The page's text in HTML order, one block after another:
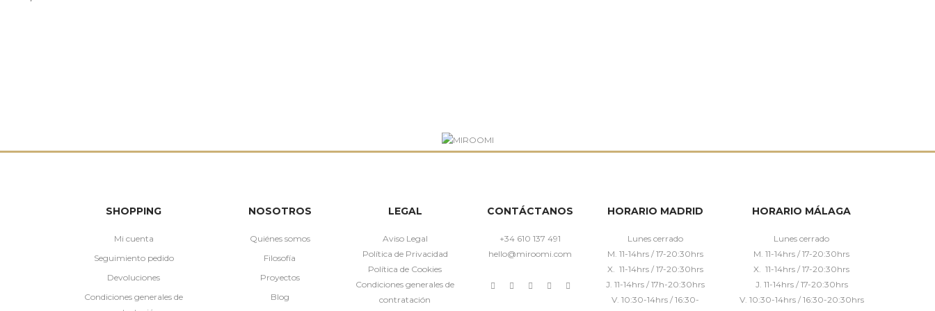
SHOPPING
Mi cuenta
Seguimiento pedido
Devoluciones
Condiciones generales de
NOSOTROS
Quiénes somos
Filosofía
Proyectos
Blog
LEGAL
Aviso Legal
Política de Privacidad
Política de Cookies
Condiciones generales de
contratación
CONTÁCTANOS
+34 610 137 491
hello@miroomi.com
HORARIO MADRID
Lunes cerrado
M. 11-14hrs / 17-20:30hrs
X. 11-14hrs / 17-20:30hrs
J. 11-14hrs / 17h-20:30hrs
V. 10:30-14hrs / 16:30-
HORARIO MÁLAGA
Lunes cerrado
M. 11-14hrs / 17-20:30hrs
X. 11-14hrs / 17-20:30hrs
J. 11-14hrs / 17-20:30hrs
V. 10:30-14hrs / 16:30-20:30hrs